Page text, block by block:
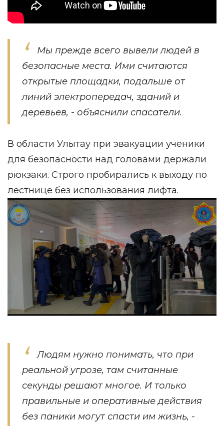
Мы прежде всего вывели людей в
безопасные места. Ими считаются
открытые площадки, подальше от
линий электропередач, зданий и
деревьев, - объяснили спасатели.
В области Улытау при эвакуации ученики
для безопасности над головами держали
рюкзаки. Строго пробирались к выходу по
лестнице без использования лифта.
Людям нужно понимать, что при
реальной угрозе, там считанные
секунды решают многое. И только
правильные и оперативные действия
без паники могут спасти им жизнь, -